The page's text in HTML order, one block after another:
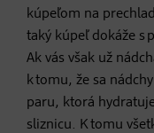
kúpeľom na
taký kúpeľ dokáže s
Ak vás však už
k tomu, že sa
paru, ktorá
sliznicu. K tomu